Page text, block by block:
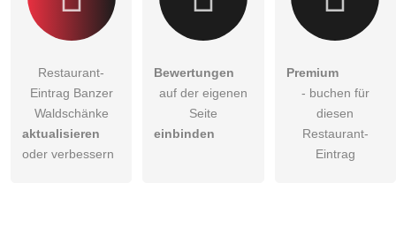
Restaurant-
Eintrag Banzer
Waldschänke
aktualisieren
oder verbessern
Bewertungen
auf der eigenen
Seite
einbinden
Premium
- buchen für
diesen
Restaurant-
Eintrag